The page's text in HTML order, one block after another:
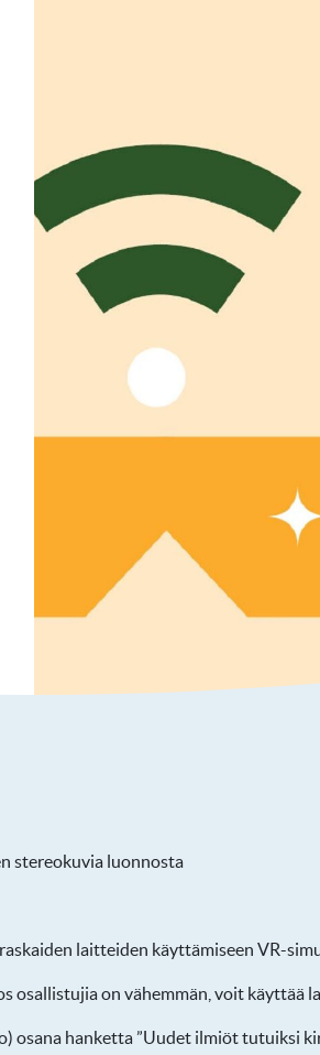
stereokuvia luonnosta
laitteiden käyttämiseen VR-
osallistujia on vähemmän, voit käyttää
osana hanketta ”Uudet ilmiöt tutuiksi